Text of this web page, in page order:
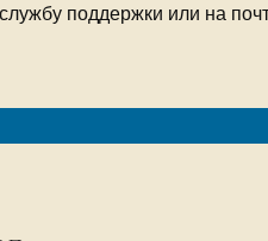
поддержки или на